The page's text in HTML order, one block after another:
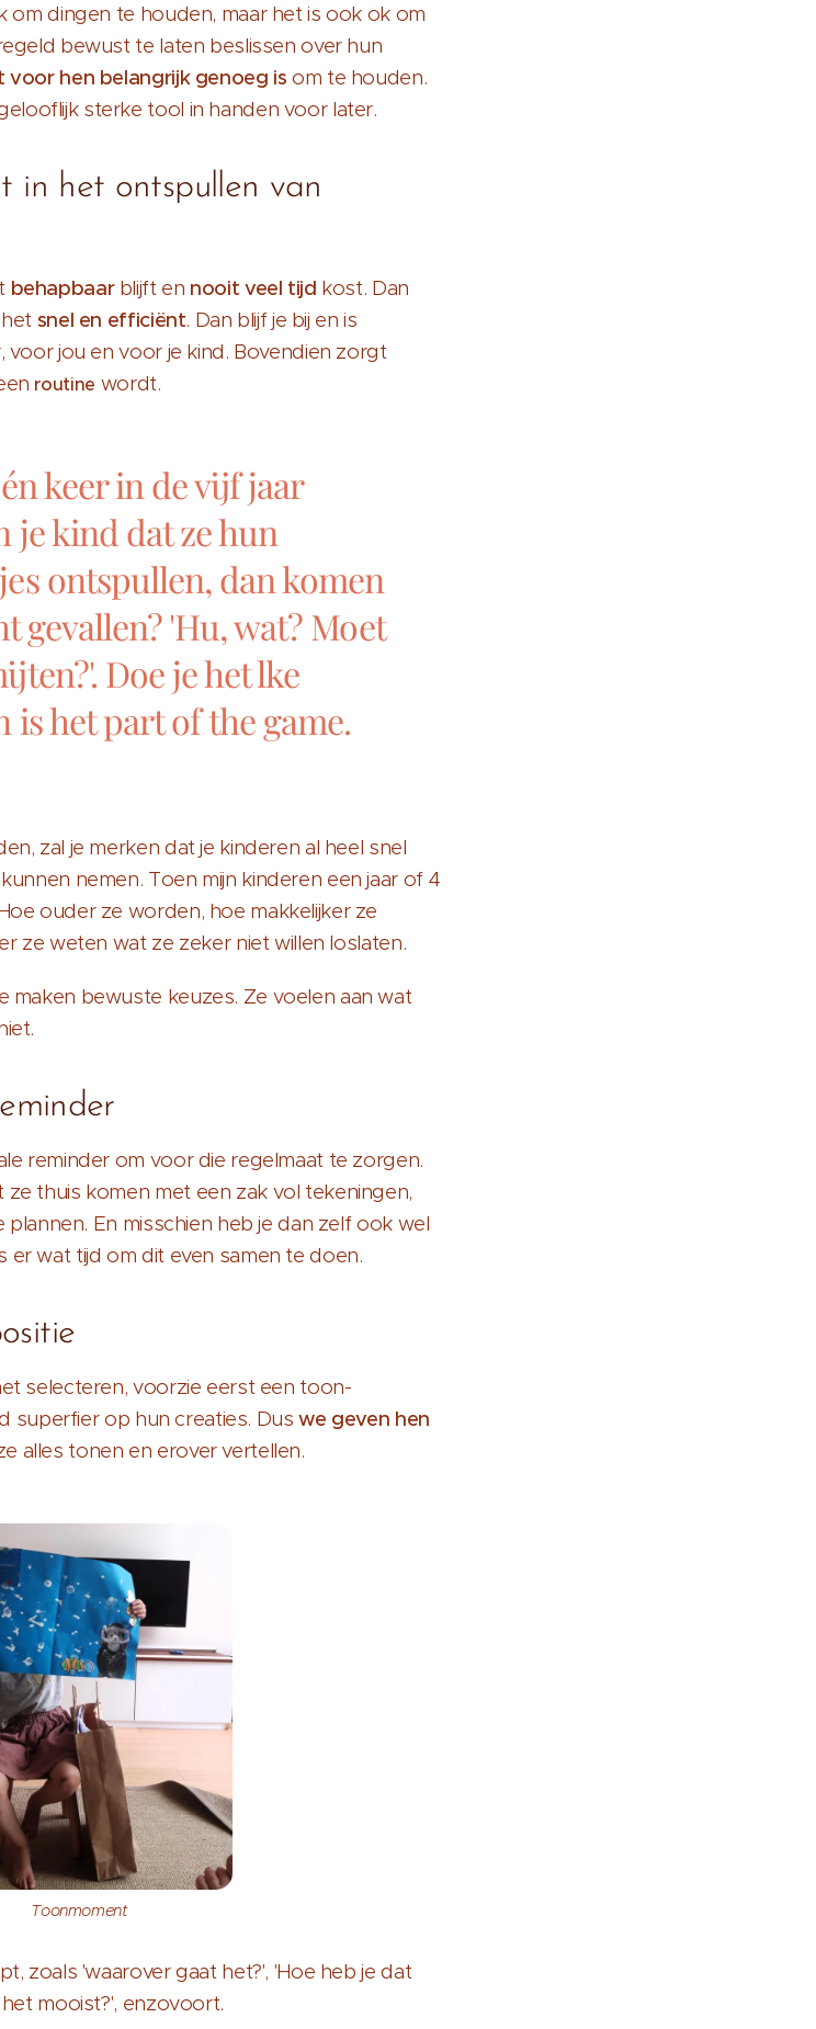
om dingen te houden, maar het is ook ok om
bewust te laten beslissen over hun
voor hen belangrijk genoeg is om te houden.
sterke tool in handen voor later.
in het ontspullen van
behapbaarblijft en nooit veel tijd kost. Dan
snel en efficiënt. Dan blijf je bij en is
voor jou en voor je kind. Bovendien zorgt
routine wordt.
keer in de vijf jaar
je kind dat ze hun
ontspullen, dan komen
gevallen? 'Hu, wat? Moet
Doe je het lke
is het part of the game.
zal je merken dat je kinderen al heel snel
nemen. Toen mijn kinderen een jaar of 4
ouder ze worden, hoe makkelijker ze
ze weten wat ze zeker niet willen loslaten.
maken bewuste keuzes. Ze voelen aan wat
reminder om voor die regelmaat te zorgen.
thuis komen met een zak vol tekeningen,
plannen. En misschien heb je dan zelf ook wel
er wat tijd om dit even samen te doen.
selecteren, voorzie eerst een toon-
superfier op hun creaties. Duswe geven hen
alles tonen en erover vertellen.
Toonmoment
zoals 'waarover gaat het?', 'Hoe heb je dat
mooist?', enzovoort.